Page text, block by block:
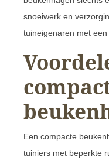
snoeiwerk en
tuineigenaren met een
Een compacte
tuiniers met beperkte